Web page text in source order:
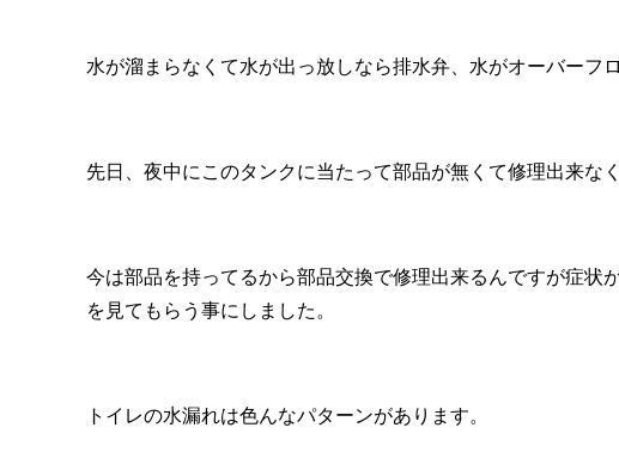
水が溜まらなくて水が出っ放しなら排水弁、水がオーバーフ
先日、夜中にこのタンクに当たって部品が無くて修理出来な
今は部品を持ってるから部品交換で修理出来るんですが症状
を見てもらう事にしました。
トイレの水漏れは色んなパターンがあります。